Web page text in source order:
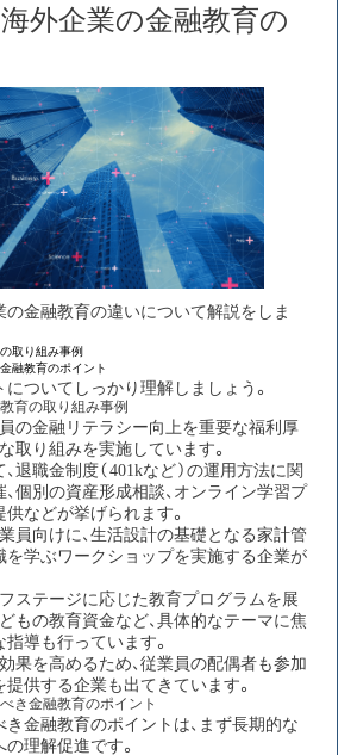
外企業の金融教育の
の金融教育の違いについて解説をしま
取り組み事例
融教育のポイント
ついてしっかり理解しましょう。
育の取り組み事例
員の金融リテラシー向上を重要な福利厚
な取り組みを実施しています。
退職金制度（401kなど）の運用方法に関
個別の資産形成相談、オンライン学習プ
などが挙げられます。
員向けに、生活設計の基礎となる家計管
を学ぶワークショップを実施する企業が
フステージに応じた教育プログラムを展
もの教育資金など、具体的なテーマに焦
導も行っています。
果を高めるため、従業員の配偶者も参加
供する企業も出てきています。​​​​​​​​​​​​​​​​
き金融教育のポイント
き金融教育のポイントは、まず長期的な
の理解促進です。